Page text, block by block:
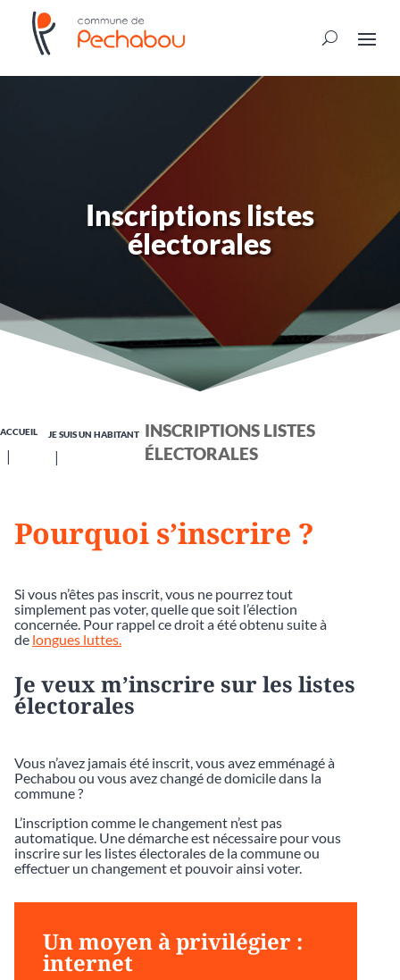
Inscriptions listes
électorales
ACCUEIL JE SUIS UN HABITANT
INSCRIPTIONS LISTES
ÉLECTORALES
Pourquoi s’inscrire ?
Si vous n’êtes pas inscrit, vous ne pourrez tout
simplement pas voter, quelle que soit l’élection
concernée. Pour rappel ce droit a été obtenu suite à
de longues luttes.
Je veux m’inscrire sur les listes
électorales
Vous n’avez jamais été inscrit, vous avez emménagé à
Pechabou ou vous avez changé de domicile dans la
commune ?
L’inscription comme le changement n’est pas
automatique. Une démarche est nécessaire pour vous
inscrire sur les listes électorales de la commune ou
effectuer un changement et pouvoir ainsi voter.
Un moyen à privilégier :
internet